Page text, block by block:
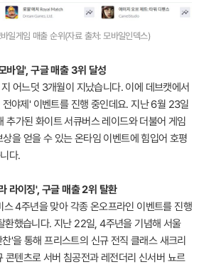
게임 매출 순위(자료 출처: 모바일인덱스)
일', 구글 매출 3위 달성
어느덧 3개월이 지났습니다. 이에 데브캣에서
야제' 이벤트를 진행 중인데요. 지난 6월 23일
추가된 화이트 서큐버스 레이드와 더불어 게임
을 얻을 수 있는 온타임 이벤트에 힘입어 호평
다.
라이징', 구글 매출 2위 탈환
4주년을 맞아 각종 온오프라인 이벤트를 진행
환했습니다. 지난 22일, 4주년을 기념해 서울
'을 통해 프리스트의 신규 전직 클래스 새크리
콘텐츠로 서버 침공전과 레전더리 신서버 뇨르